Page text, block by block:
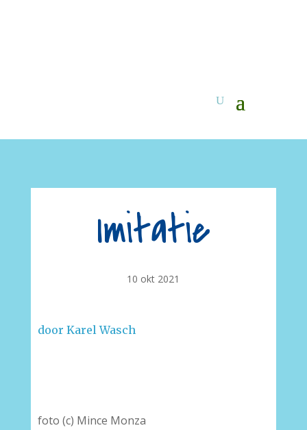
Imitatie
10 okt 2021
door Karel Wasch
foto (c) Mince Monza